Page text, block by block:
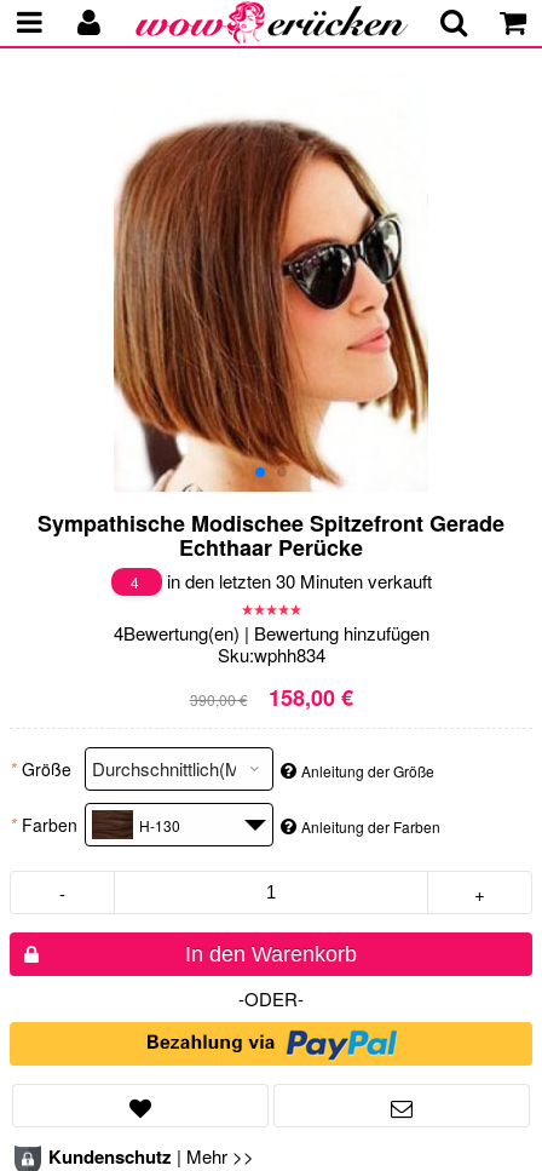
Sympathische Modischee Spitzefront Gerade
Echthaar Perücke
4 in den letzten 30 Minuten verkauft
4Bewertung(en) | Bewertung hinzufügen
Sku:wphh834
390,00 € 158,00 €
* Größe Anleitung der Größe
* Farben H-130 Anleitung der Farben
- +
In den Warenkorb
-ODER-
Kundenschutz | Mehr >>